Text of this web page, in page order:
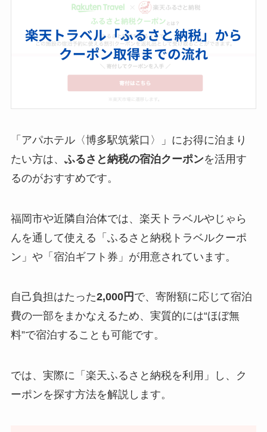
「アパホテル〈博多駅筑紫口〉」にお得に泊まり
たい方は、 ふるさと納税の宿泊クーポンを活用す
るのがおすすめです。
福岡市や近隣自治体では、楽天トラベルやじゃら
んを通して使える「ふるさと納税トラベルクーポ
ン」や「宿泊ギフト券」が用意されています。
自己負担はたった2,000円 で、寄附額に応じて宿泊
費の一部をまかなえるため、実質的には“ほぼ無
料”で宿泊することも可能です。
では、実際に「楽天ふるさと納税を利用」し、ク
ーポンを探す方法を解説します。